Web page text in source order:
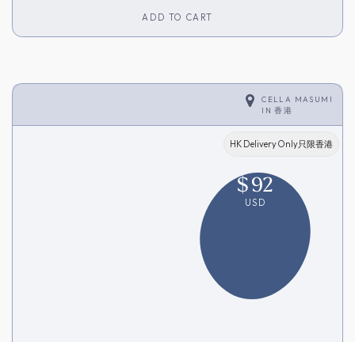
ADD TO CART
CELLA MASUMI
IN香港
HK Delivery Only只限香港
$92
USD